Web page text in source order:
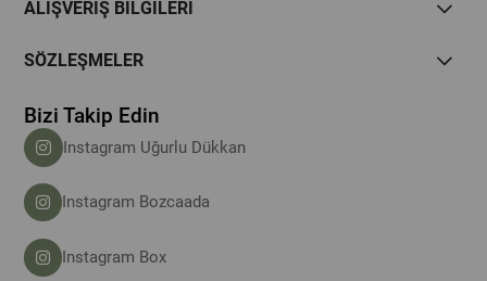
ALIŞVERİŞ BİLGİLERİ
SÖZLEŞMELER
Bizi Takip Edin
Instagram Uğurlu Dükkan
Instagram Bozcaada
Instagram Box